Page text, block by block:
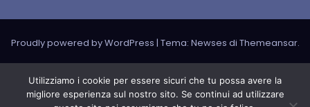
Proudly powered by WordPress | Tema: Newses di Themeansar.
LIVE RADIO
RADIONORDEST Il mio account
Utilizziamo i cookie per essere sicuri che tu possa avere la
migliore esperienza sul nostro sito. Se continui ad utilizzare